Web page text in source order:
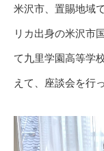
米沢市、置賜地域
リカ出身の米沢市
て九里学園高等学
えて、座談会を行っ